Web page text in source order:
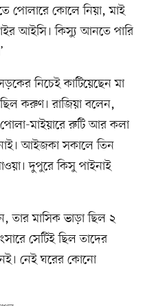
কোলে নিয়া, মাই
আইসি। কিস্যু আনতে পারি
নিচেই কাটিয়েছেন মা
ছিল করুণ। রাজিয়া বলেন,
মাইয়ারে রুটি আর কলা
নাই। আইজকা সকালে তিন
দুপুরে কিসু পাইনাই
তার মাসিক ভাড়া ছিল ২
সেটিই ছিল তাদের
নেই ঘরের কোনো